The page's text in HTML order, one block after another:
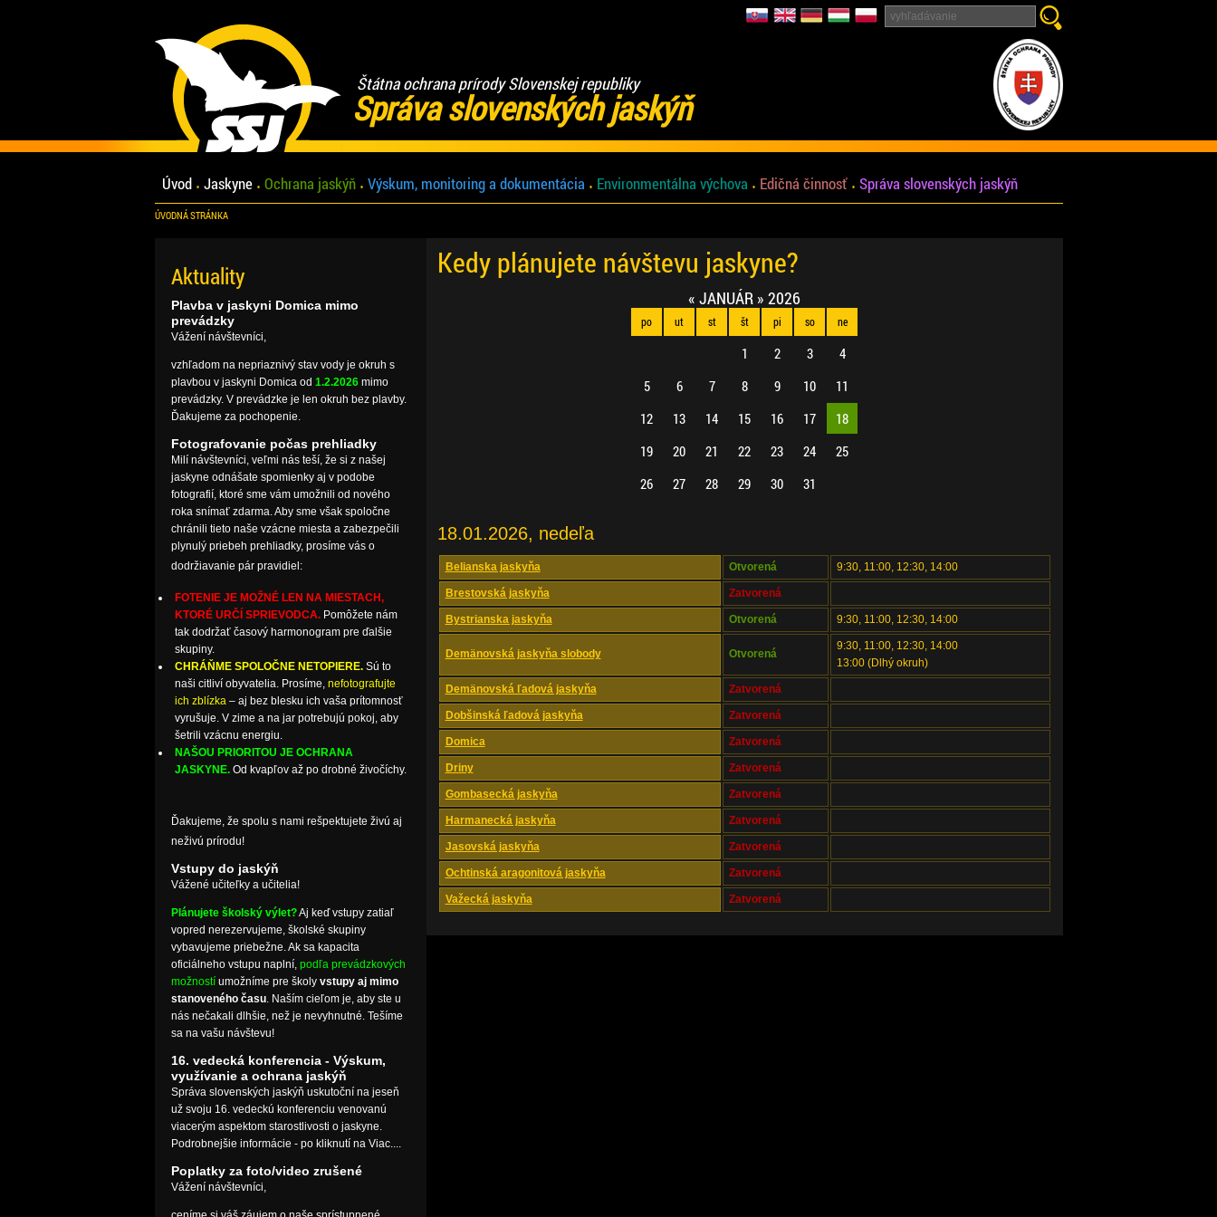
Štátna ochrana prírody Slovenskej republiky
Správa slovenských jaskýň
Úvod Jaskyne Ochrana jaskýň Výskum, monitoring a dokumentácia Environmentálna výchova Edičná činnosť Správa slovenských jaskýň
ÚVODNÁ STRÁNKA
Kedy plánujete návštevu jaskyne?
« JANUÁR » 2026
po ut st št pi so ne
1 2 3
4
5
6 7 8 9 10
11
12
13 14 15 16 17
18
19
20 21 22 23 24
25
26
27 28 29 30 31
18.01.2026, nedeľa
Belianska jaskyňa Otvorená 9:30, 11:00, 12:30, 14:00
Brestovská jaskyňa Zatvorená
Bystrianska jaskyňa Otvorená 9:30, 11:00, 12:30, 14:00
Demänovská jaskyňa slobody Otvorená
9:30, 11:00, 12:30, 14:00
13:00 (Dlhý okruh)
Demänovská ľadová jaskyňa Zatvorená
Dobšinská ľadová jaskyňa Zatvorená
Domica Zatvorená
Driny Zatvorená
Gombasecká jaskyňa Zatvorená
Harmanecká jaskyňa Zatvorená
Jasovská jaskyňa Zatvorená
Ochtinská aragonitová jaskyňa Zatvorená
Važecká jaskyňa Zatvorená
Aktuality
Plavba v jaskyni Domica mimo
prevádzky
Vážení návštevníci,
vzhľadom na nepriaznivý stav vody je okruh s
plavbou v jaskyni Domica od 1.2.2026mimo
prevádzky. V prevádzke je len okruh bez plavby.
Ďakujeme za pochopenie.
Fotografovanie počas prehliadky
Milí návštevníci, veľmi nás teší, že si z našej
jaskyne odnášate spomienky aj v podobe
fotografií, ktoré sme vám umožnili od nového
roka snímať zdarma. Aby sme však spoločne
chránili tieto naše vzácne miesta a zabezpečili
plynulý priebeh prehliadky, prosíme vás o
dodržiavanie pár pravidiel:
FOTENIE JE MOŽNÉ LEN NA MIESTACH,
KTORÉ URČÍ SPRIEVODCA.Pomôžete nám
tak dodržať časový harmonogram pre ďalšie
skupiny.
CHRÁŇME SPOLOČNE NETOPIERE.Sú to
naši citliví obyvatelia. Prosíme, nefotografujte
ich zblízka– aj bez blesku ich vaša prítomnosť
vyrušuje. V zime a na jar potrebujú pokoj, aby
šetrili vzácnu energiu.
NAŠOU PRIORITOU JE OCHRANA
JASKYNE. Od kvapľov až po drobné živočíchy.
Ďakujeme, že spolu s nami rešpektujete živú aj
neživú prírodu!
Vstupy do jaskýň
Vážené učiteľky a učitelia!
Plánujete školský výlet?Aj keď vstupy zatiaľ
vopred nerezervujeme, školské skupiny
vybavujeme priebežne. Ak sa kapacita
oficiálneho vstupu naplní, podľa prevádzkových
možnostíumožníme pre školy vstupy aj mimo
stanoveného času. Naším cieľom je, aby ste u
nás nečakali dlhšie, než je nevyhnutné. Tešíme
sa na vašu návštevu!
16. vedecká konferencia - Výskum,
využívanie a ochrana jaskýň
Správa slovenských jaskýň uskutoční na jeseň
už svoju 16. vedeckú konferenciu venovanú
viacerým aspektom starostlivosti o jaskyne.
Podrobnejšie informácie - po kliknutí na Viac....
Poplatky za foto/video zrušené
Vážení návštevníci,